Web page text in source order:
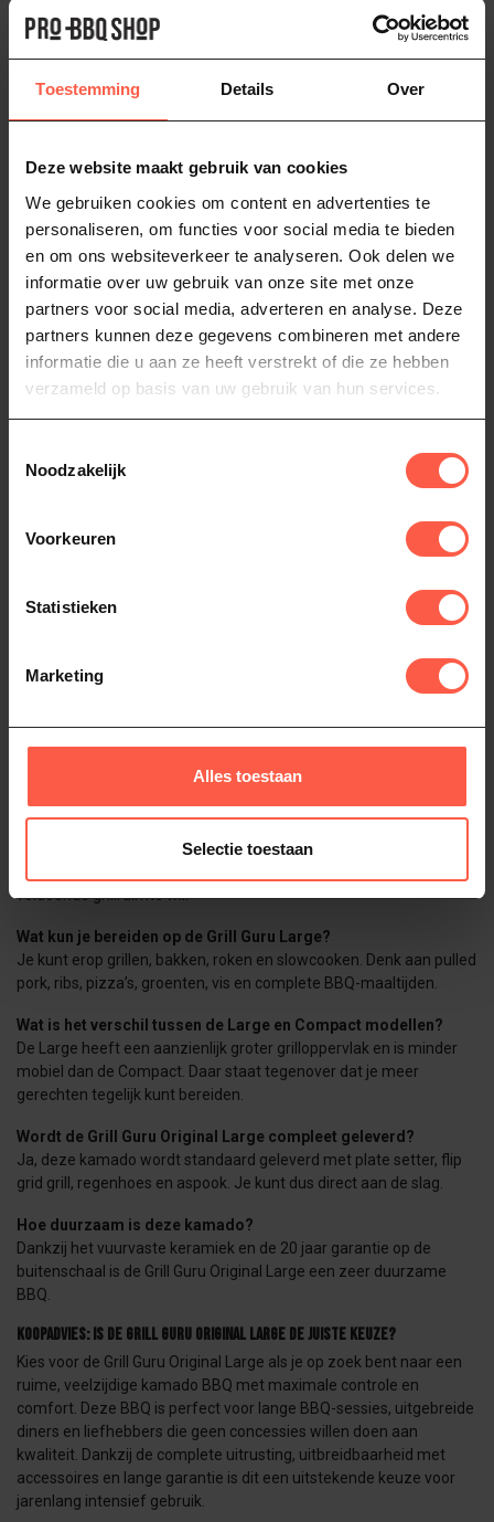
Toestemming Details Over
Deze website maakt gebruik van cookies
We gebruiken cookies om content en advertenties te
personaliseren, om functies voor social media te bieden
en om ons websiteverkeer te analyseren. Ook delen we
informatie over uw gebruik van onze site met onze
partners voor social media, adverteren en analyse. Deze
partners kunnen deze gegevens combineren met andere
informatie die u aan ze heeft verstrekt of die ze hebben
verzameld op basis van uw gebruik van hun services.
Noodzakelijk
Voorkeuren
Statistieken
Marketing
Alles toestaan
Selectie toestaan
Deze veelzijdige BBQ is geschikt voor grillen, bakken, roken en
BBQ-sessie. De Grill Guru Original Large staat in een stevig frame
op zwenkwielen, waardoor hij stabiel én verplaatsbaar is. Met de
kamado wordt compleet geleverd met plate setter, flip grid grill,
buitenschaal een duurzame investering voor jarenlang BBQ-
plezier.
Kenmerken:
Roestvrijstalen grillrooster Ø 46 cm
Geschikt voor grillen, bakken, roken en slowcooking
Poeder coated topventilatieschijf
Ingebouwde dome thermometer
Frame op zwenkwielen (2 met rem)
Hoogte incl. chassis: 125 cm
Voor wie is de Grill Guru Original Large geschikt?
Deze kamado is ideaal voor gezinnen, fanatieke BBQ’ers en
voldoende grillruimte wil.
Wat kun je bereiden op de Grill Guru Large?
Je kunt erop grillen, bakken, roken en slowcooken. Denk aan pulled
pork, ribs, pizza’s, groenten, vis en complete BBQ-maaltijden.
Wat is het verschil tussen de Large en Compact modellen?
De Large heeft een aanzienlijk groter grilloppervlak en is minder
mobiel dan de Compact. Daar staat tegenover dat je meer
gerechten tegelijk kunt bereiden.
Wordt de Grill Guru Original Large compleet geleverd?
Ja, deze kamado wordt standaard geleverd met plate setter, flip
grid grill, regenhoes en aspook. Je kunt dus direct aan de slag.
Hoe duurzaam is deze kamado?
Dankzij het vuurvaste keramiek en de 20 jaar garantie op de
buitenschaal is de Grill Guru Original Large een zeer duurzame
BBQ.
Koopadvies: is de Grill Guru Original Large de juiste keuze?
Kies voor de Grill Guru Original Large als je op zoek bent naar een
ruime, veelzijdige kamado BBQ met maximale controle en
comfort. Deze BBQ is perfect voor lange BBQ-sessies, uitgebreide
diners en liefhebbers die geen concessies willen doen aan
kwaliteit. Dankzij de complete uitrusting, uitbreidbaarheid met
accessoires en lange garantie is dit een uitstekende keuze voor
jarenlang intensief gebruik.